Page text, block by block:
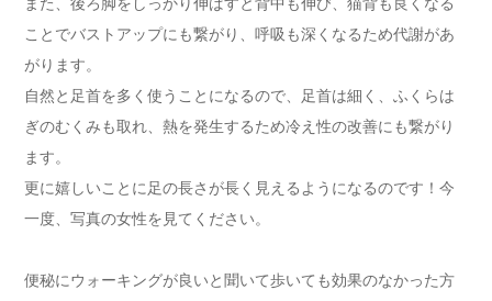
また、後ろ脚をしっかり伸ばすと背中も伸び、猫背も良くなる
ことでバストアップにも繋がり、呼吸も深くなるため代謝があ
がります。
自然と足首を多く使うことになるので、足首は細く、ふくらは
ぎのむくみも取れ、熱を発生するため冷え性の改善にも繋がり
ます。
更に嬉しいことに足の長さが長く見えるようになるのです！今
一度、写真の女性を見てください。
便秘にウォーキングが良いと聞いて歩いても効果のなかった方